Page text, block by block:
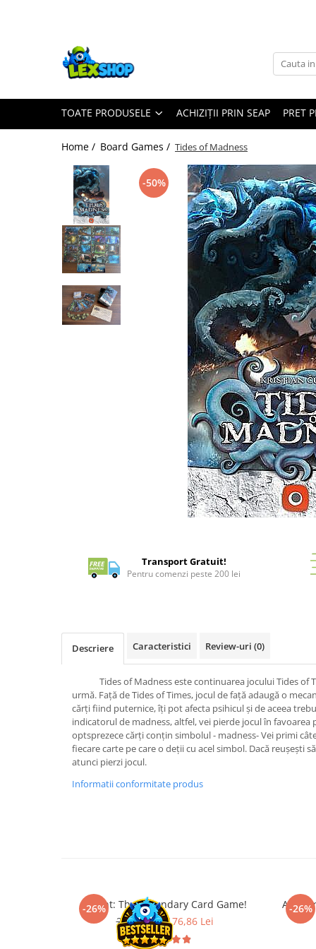
Toate Produsele
Board Games
Board Games
Extensii card games
Jocuri pentru toata familia
Party Games (jocuri de petrecere)
Jocuri pentru copii
Smart Games
Puzzle-uri logice
Jocuri cu miniaturi
Merch Lex Hobby Store
Studio Ghibli/My Neighbor
TOATE PRODUSELE ACHIZIȚII PRIN SEAP PRET
Home / Board Games / Tides of Madness
-50%
Transport Gratuit!
Pentru comenzi peste 200 lei
Descriere Caracteristici Review-uri (0)
Tides of Madness este continuarea jocului Tides of
urmă. Față de Tides of Times, jocul de față adaugă o
cărți fiind puternice, îți pot afecta psihicul și de aceea
indicatorul de madness, altfel, vei pierde jocul în
optsprezece cărți conțin simbolul - madness- Vei primi
fiecare carte pe care o deții cu acel simbol. Dacă reușești
atunci pierzi jocul.
Informatii conformitate produs
-26%
Gwent: The Legendary Card Game!
239,00 Lei176,86 Lei
-26%